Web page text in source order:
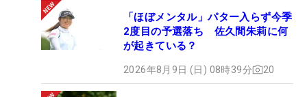
「ほぼメンタル」パター入らず今季
2度目の予選落ち 佐久間朱莉に何
が起きている？
2026年8月9日 (日) 08時39分 20